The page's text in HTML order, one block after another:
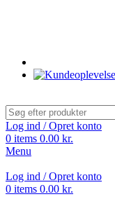
Log ind / Opret konto
0 items 0.00 kr.
Menu
Log ind / Opret konto
0 items 0.00 kr.